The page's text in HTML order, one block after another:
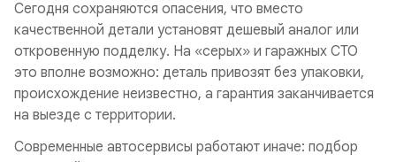
Сегодня сохраняются опасения, что вместо
качественной детали установят дешевый аналог или
откровенную подделку. На «серых» и гаражных СТО
это вполне возможно: деталь привозят без упаковки,
происхождение неизвестно, а гарантия заканчивается
на выезде с территории.
Современные автосервисы работают иначе: подбор